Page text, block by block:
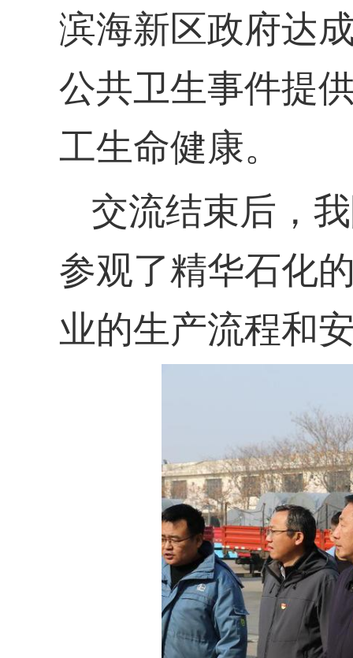
滨海新区政府达
公共卫生事件提
工生命健康。
交流结束后，
参观了精华石化
业的生产流程和